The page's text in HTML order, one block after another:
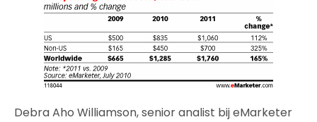
Debra Aho Williamson, senior analist bij eMarketer